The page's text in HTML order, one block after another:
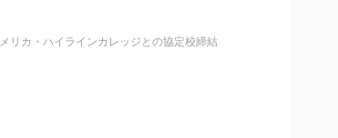
リカ・ハイラインカレッジとの協定校締結